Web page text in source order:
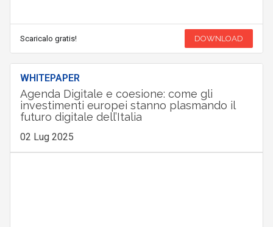
Scaricalo gratis! DOWNLOAD
WHITEPAPER
Agenda Digitale e coesione: come gli
investimenti europei stanno plasmando il
futuro digitale dell’Italia
02 Lug 2025